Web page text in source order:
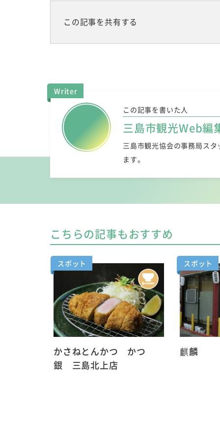
この記事を共有する
Writer
この記事を書いた人
三島市観光Web編
三島市観光協会の事務局ス
ます。
こちらの記事もおすすめ
スポット
かさねとんかつ かつ
銀 三島北上店
スポット
麒麟